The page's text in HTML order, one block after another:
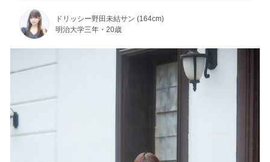
ドリッシー野田未結サン (164cm)
明治大学三年・20歳